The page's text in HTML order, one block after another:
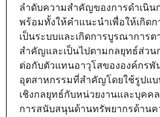
ลำดับความสำคัญของการดำเนิน
พร้อมทั้งให้คำแนะนำเพื่อให้เกิดก
เป็นระบบและเกิดการบูรณาการ
สำคัญและเป็นไปตามกลยุทธ์ส่วน
ต่อกับตัวแทนอาวุโสขององค์กรพั
อุตสาหกรรมที่สำคัญโดยใช้รูปแ
เชิงกลยุทธ์กับหน่วยงานและบุคค
การสนับสนุนด้านทรัพยากรด้านค